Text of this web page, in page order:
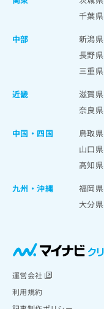
千葉県
中部
新潟県
長野県
三重県
近畿
滋賀県
奈良県
中国・四国
鳥取県
山口県
高知県
九州・沖縄
福岡県
大分県
運営会社
利用規約